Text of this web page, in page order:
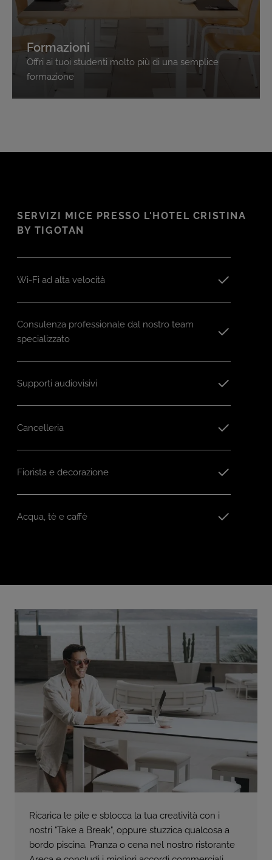
Formazioni
Offri ai tuoi studenti molto più di una semplice
formazione
SERVIZI MICE PRESSO L'HOTEL CRISTINA
BY TIGOTAN
Wi-Fi ad alta velocità
Consulenza professionale dal nostro team
specializzato
Supporti audiovisivi
Cancelleria
Fiorista e decorazione
Acqua, tè e caffè
Ricarica le pile e sblocca la tua creatività con i
nostri "Take a Break", oppure stuzzica qualcosa a
bordo piscina. Pranza o cena nel nostro ristorante